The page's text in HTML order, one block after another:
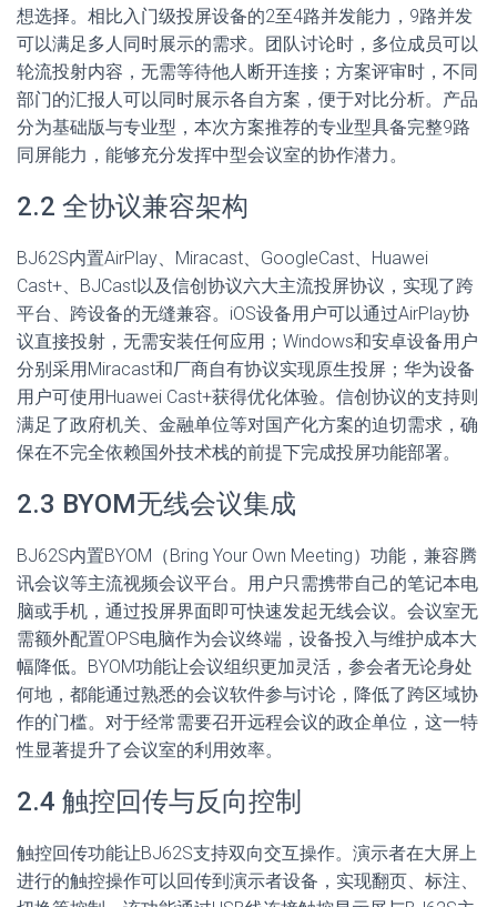
想选择。相比入门级投屏设备的2至4路并发能力，9路并发
可以满足多人同时展示的需求。团队讨论时，多位成员可以
轮流投射内容，无需等待他人断开连接；方案评审时，不同
部门的汇报人可以同时展示各自方案，便于对比分析。产品
分为基础版与专业型，本次方案推荐的专业型具备完整9路
同屏能力，能够充分发挥中型会议室的协作潜力。
2.2 全协议兼容架构
BJ62S内置AirPlay、Miracast、GoogleCast、Huawei
Cast+、BJCast以及信创协议六大主流投屏协议，实现了跨
平台、跨设备的无缝兼容。iOS设备用户可以通过AirPlay协
议直接投射，无需安装任何应用；Windows和安卓设备用户
分别采用Miracast和厂商自有协议实现原生投屏；华为设备
用户可使用Huawei Cast+获得优化体验。信创协议的支持则
满足了政府机关、金融单位等对国产化方案的迫切需求，确
保在不完全依赖国外技术栈的前提下完成投屏功能部署。
2.3 BYOM无线会议集成
BJ62S内置BYOM（Bring Your Own Meeting）功能，兼容腾
讯会议等主流视频会议平台。用户只需携带自己的笔记本电
脑或手机，通过投屏界面即可快速发起无线会议。会议室无
需额外配置OPS电脑作为会议终端，设备投入与维护成本大
幅降低。BYOM功能让会议组织更加灵活，参会者无论身处
何地，都能通过熟悉的会议软件参与讨论，降低了跨区域协
作的门槛。对于经常需要召开远程会议的政企单位，这一特
性显著提升了会议室的利用效率。
2.4 触控回传与反向控制
触控回传功能让BJ62S支持双向交互操作。演示者在大屏上
进行的触控操作可以回传到演示者设备，实现翻页、标注、